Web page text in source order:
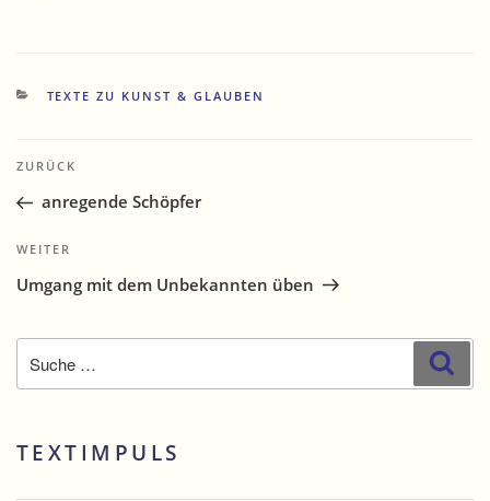
KATEGORIEN
TEXTE ZU KUNST & GLAUBEN
Beitragsnavigation
Vorheriger
Beitrag
ZURÜCK
anregende Schöpfer
Nächster
Beitrag
WEITER
Umgang mit dem Unbekannten üben
nach:
TEXTIMPULS